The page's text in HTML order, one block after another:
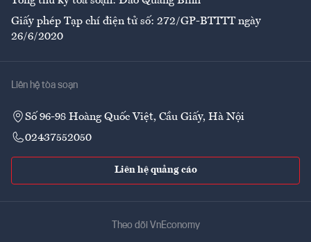
Giấy phép Tạp chí điện tử số: 272/GP-BTTTT ngày
26/6/2020
Liên hệ tòa soạn
Số 96-98 Hoàng Quốc Việt, Cầu Giấy, Hà Nội
02437552050
Liên hệ quảng cáo
Theo dõi VnEconomy